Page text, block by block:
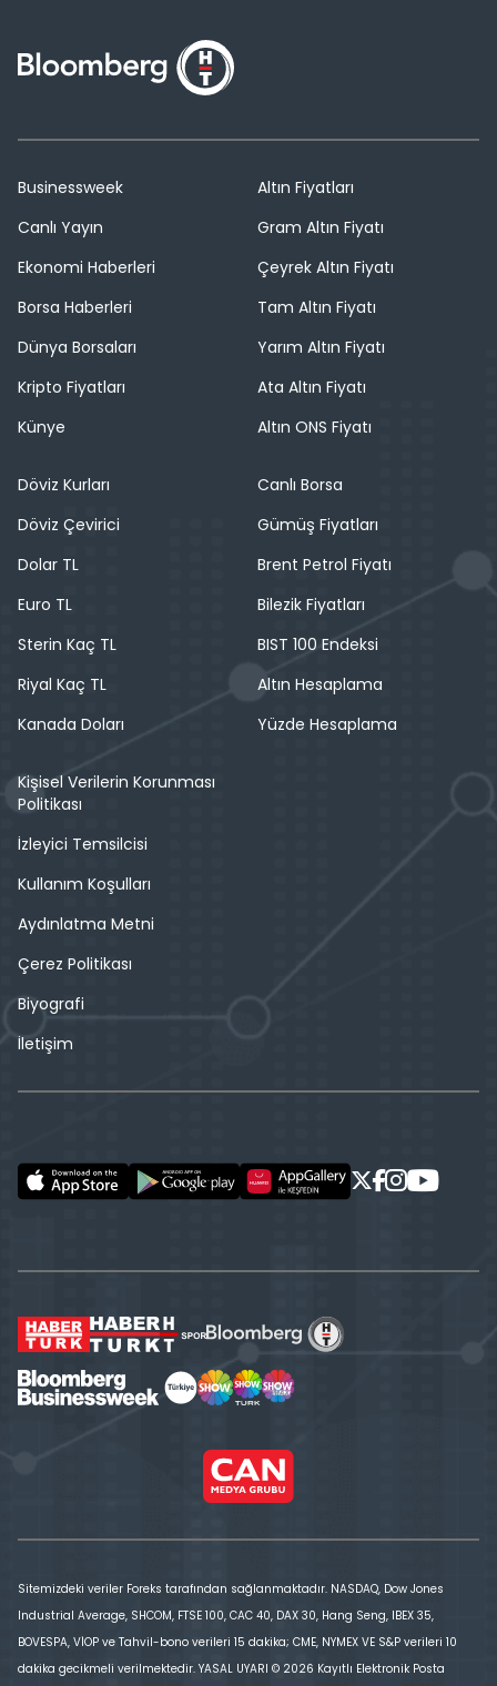
Businessweek
Canlı Yayın
Ekonomi Haberleri
Borsa Haberleri
Dünya Borsaları
Kripto Fiyatları
Künye
Altın Fiyatları
Gram Altın Fiyatı
Çeyrek Altın Fiyatı
Tam Altın Fiyatı
Yarım Altın Fiyatı
Ata Altın Fiyatı
Altın ONS Fiyatı
Döviz Kurları
Döviz Çevirici
Dolar TL
Euro TL
Sterin Kaç TL
Riyal Kaç TL
Kanada Doları
Canlı Borsa
Gümüş Fiyatları
Brent Petrol Fiyatı
Bilezik Fiyatları
BIST 100 Endeksi
Altın Hesaplama
Yüzde Hesaplama
Kişisel Verilerin Korunması
Politikası
İzleyici Temsilcisi
Kullanım Koşulları
Aydınlatma Metni
Çerez Politikası
Biyografi
İletişim
Sitemizdeki veriler Foreks tarafından sağlanmaktadır. NASDAQ, Dow Jones
Industrial Average, SHCOM, FTSE 100, CAC 40, DAX 30, Hang Seng, IBEX 35,
BOVESPA, VİOP ve Tahvil-bono verileri 15 dakika; CME, NYMEX VE S&P verileri 10
dakika gecikmeli verilmektedir. YASAL UYARI © 2026 Kayıtlı Elektronik Posta